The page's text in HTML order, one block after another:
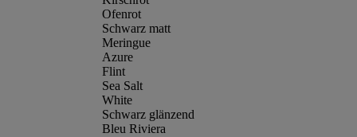
Ofenrot
Schwarz matt
Meringue
Azure
Flint
Sea Salt
White
Schwarz glänzend
Bleu Riviera